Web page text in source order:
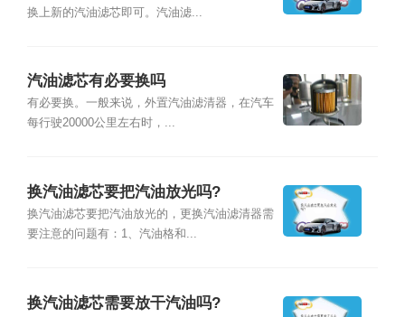
换上新的汽油滤芯即可。汽油滤...
汽油滤芯有必要换吗
有必要换。一般来说，外置汽油滤清器，在汽车
每行驶20000公里左右时，...
换汽油滤芯要把汽油放光吗?
换汽油滤芯要把汽油放光的，更换汽油滤清器需
要注意的问题有：1、汽油格和...
换汽油滤芯需要放干汽油吗?